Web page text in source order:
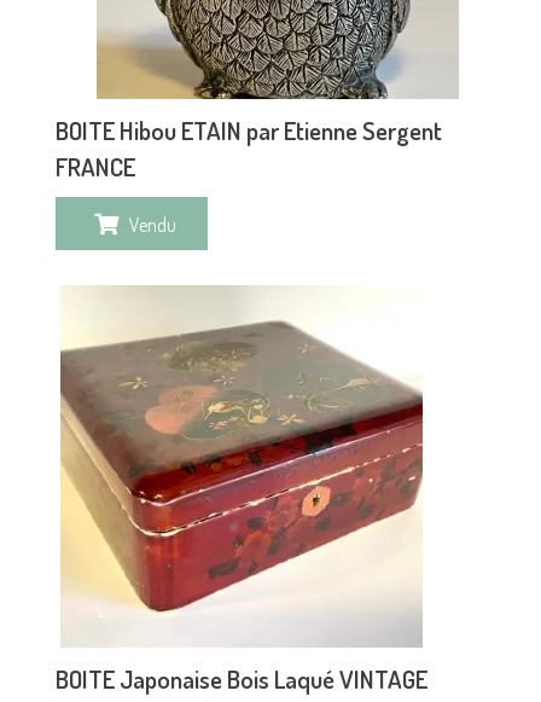
BOITE Hibou ETAIN par Etienne Sergent
FRANCE
Vendu
BOITE Japonaise Bois Laqué VINTAGE